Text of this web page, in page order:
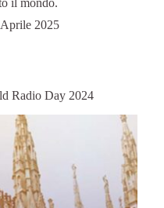
il mondo.
2025
Radio Day 2024